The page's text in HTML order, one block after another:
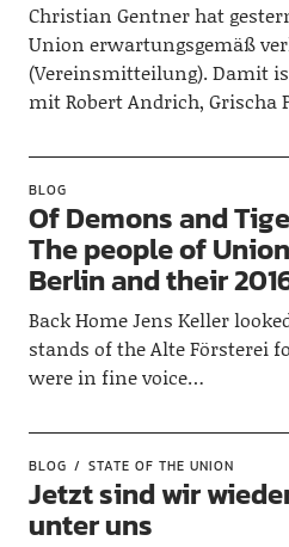
Christian Gentner hat
Union erwartungsgemäß
(Vereinsmitteilung). Damit
mit Robert Andrich,
BLOG
Of Demons and
The people of Union
Berlin and their
Back Home Jens Keller
stands of the Alte Försterei
were in fine voice…
BLOG STATE OF THE UNION
Jetzt sind wir
unter uns